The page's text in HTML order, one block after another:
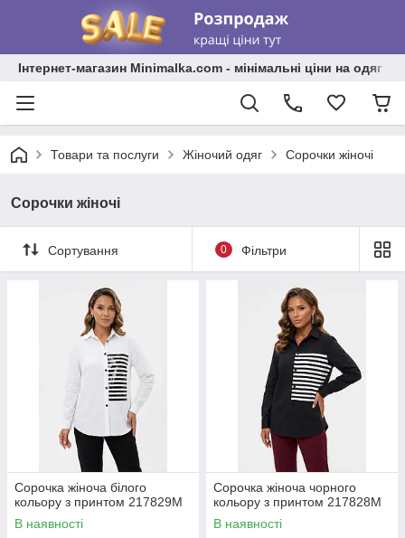
Інтернет-магазин Minimalka.com - мінімальні ціни на одяг
Товари та послуги Жіночий одяг Сорочки жіночі
Сорочки жіночі
Сортування 0 Фільтри
Сорочка жіноча білого
кольору з принтом 217829M
В наявності
Сорочка жіноча чорного
кольору з принтом 217828M
В наявності